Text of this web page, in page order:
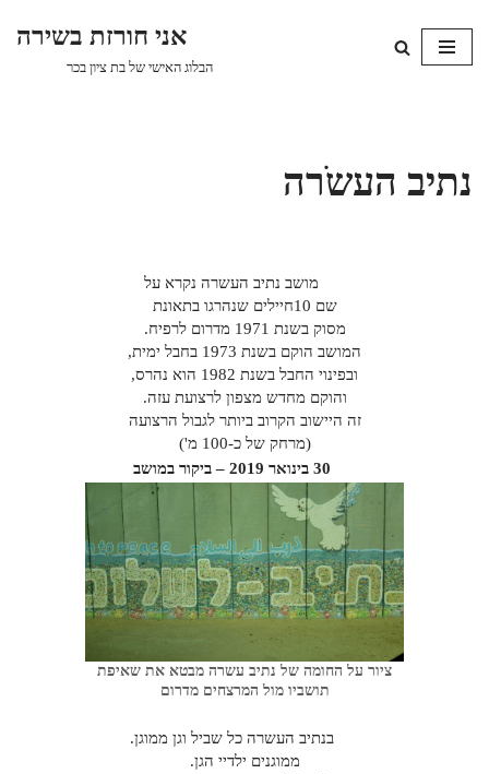
Skip
אני חורזת בשירה
הבלוג האישי של בת ציון בכר
נתיב העשֹרה
מושב נתיב העשרה נקרא על
שם 10חיילים שנהרגו בתאונת
מסוק בשנת 1971 מדרום לרפיח.
המושב הוקם בשנת 1973 בחבל ימית,
ובפינוי החבל בשנת 1982 הוא נהרס,
והוקם מחדש מצפון לרצועת עזה.
זה היישוב הקרוב ביותר לגבול הרצועה
(מרחק של כ-100 מ')
30 בינואר 2019
– ביקור במושב
ציור על החומה של נתיב עשרה מבטא את שאיפת
תושביו מול המרצחים מדרום
בנתיב העשרה כל שביל וגן ממוגן.
ממוגנים ילדיי הגן.